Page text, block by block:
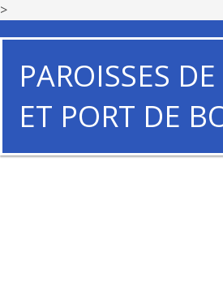
>
PAROISSES
ET PORT DE